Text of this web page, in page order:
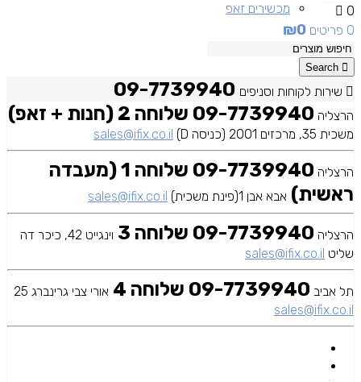
מכשירים זאפ
0
0 פריטים
₪0
Search
שירות לקוחות וסניפים
הרצליה 09-7739940 שלוחה 2 (חנות + זאפ)
משכית 35, מרכזים 2001 (כניסה D) sales@ifix.co.il
הרצליה
09-7739940 שלוחה 1 (מעבדה
ראשית) אבא אבן 1(פינת משכית) sales@ifix.co.il
הרצליה 09-7739940 שלוחה 3
וינגייט 42, כיכר דה
שליט sales@ifix.co.il
תל אביב 09-7739940 שלוחה 4
אורי צבי גרינברג 25
sales@ifix.co.il